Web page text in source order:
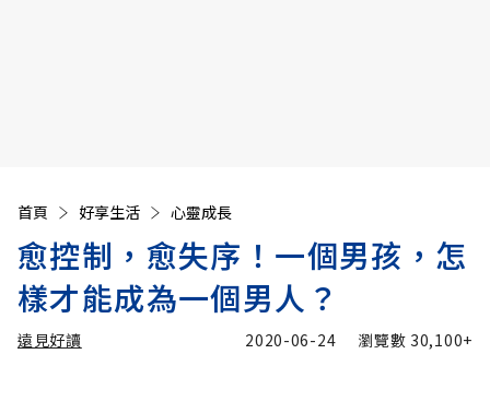
首頁 好享生活 心靈成長
愈控制，愈失序！一個男孩，怎
樣才能成為一個男人？
遠見好讀 2020-06-24 瀏覽數 30,100+